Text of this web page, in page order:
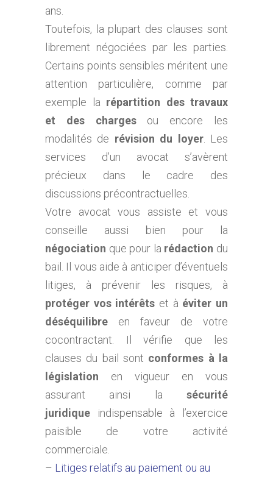
ans.
Toutefois, la plupart des clauses sont
librement négociées par les parties.
Certains points sensibles méritent une
attention particulière, comme par
exemple la répartition des travaux
et des chargesou encore les
modalités de révision du loyer. Les
services d’un avocat s’avèrent
précieux dans le cadre des
discussions précontractuelles.
Votre avocat vous assiste et vous
conseille aussi bien pour la
négociation que pour la rédaction du
bail. Il vous aide à anticiper d’éventuels
litiges, à prévenir les risques, à
protéger vos intérêts et à éviter un
déséquilibre en faveur de votre
cocontractant. Il vérifie que les
clauses du bail sont conformes à la
législation en vigueur en vous
assurant ainsi la sécurité
juridique indispensable à l’exercice
paisible de votre activité
commerciale.
– Litiges relatifs au paiement ou au